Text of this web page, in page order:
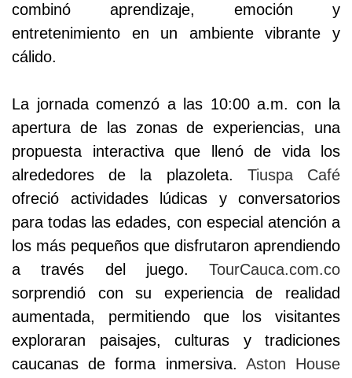
combinó aprendizaje, emoción y
entretenimiento en un ambiente vibrante y
cálido.
La jornada comenzó a las 10:00 a.m. con la
apertura de las zonas de experiencias, una
propuesta interactiva que llenó de vida los
alrededores de la plazoleta. Tiuspa Café
ofreció actividades lúdicas y conversatorios
para todas las edades, con especial atención a
los más pequeños que disfrutaron aprendiendo
a través del juego. TourCauca.com.co
sorprendió con su experiencia de realidad
aumentada, permitiendo que los visitantes
exploraran paisajes, culturas y tradiciones
caucanas de forma inmersiva. Aston House